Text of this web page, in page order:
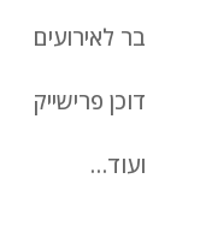
בר לאירועים
דוכן פרישייק
ועוד…